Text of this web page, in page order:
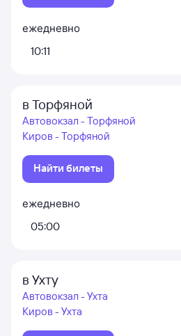
ежедневно
10:11
в Торфяной
Автовокзал - Торфяной
Киров - Торфяной
Найти билеты
ежедневно
05:00
в Ухту
Автовокзал - Ухта
Киров - Ухта